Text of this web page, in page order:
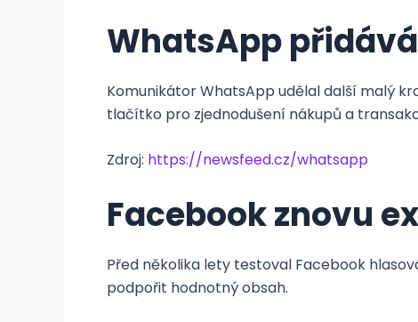
WhatsApp
Komunikátor WhatsApp udělal další malý
tlačítko pro zjednodušení nákupů a
Zdroj: https://newsfeed.cz/whatsapp
Facebook znovu
Před několika lety testoval Facebook
podpořit hodnotný obsah.